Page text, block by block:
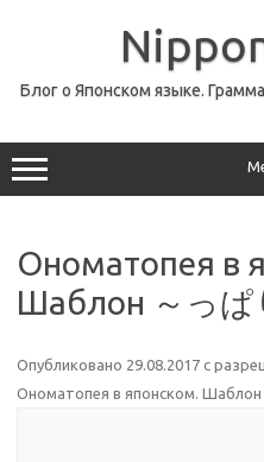
Блог о Японском языке.
Ономатопея в
Шаблон ～っぱ
Опубликовано 29.08.2017 с
Ономатопея в японском. Шаблон